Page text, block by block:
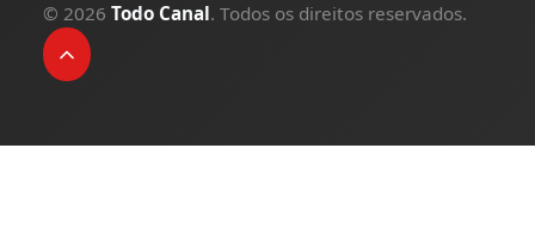
© 2026 Todo Canal. Todos os direitos reservados.